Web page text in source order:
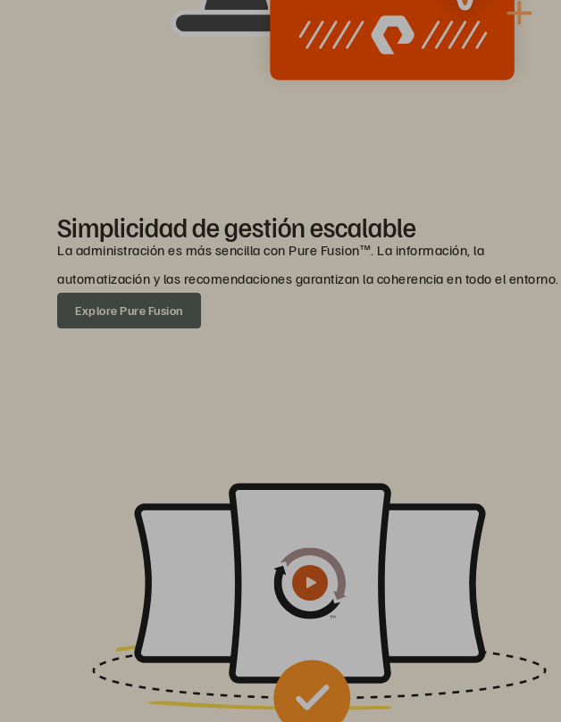
Simplicidad de gestión escalable
La administración es más sencilla con Pure Fusion™. La información, la
automatización y las recomendaciones garantizan la coherencia en todo el entorno.
Explore Pure Fusion